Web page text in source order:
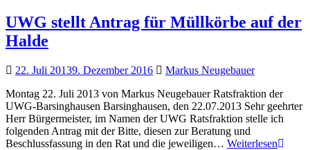
UWG stellt Antrag für Müllkörbe auf der
Halde
22. Juli 20139. Dezember 2016
Markus Neugebauer
Montag 22. Juli 2013 von Markus Neugebauer Ratsfraktion der
UWG-Barsinghausen Barsinghausen, den 22.07.2013 Sehr geehrter
Herr Bürgermeister, im Namen der UWG Ratsfraktion stelle ich
folgenden Antrag mit der Bitte, diesen zur Beratung und
Beschlussfassung in den Rat und die jeweiligen… WeiterlesenUWG